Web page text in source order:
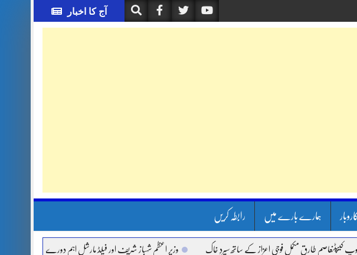
آج کا اخبار
کاروبار ہمارے بارے میں رابطہ کریں
طارق مکمل فوجی اعزاز کے ساتھ سپردِ خاک وزیر اعظم شہباز شریف اور فیلڈ مارشل اہم دورے پر سعودی عرب روانہ